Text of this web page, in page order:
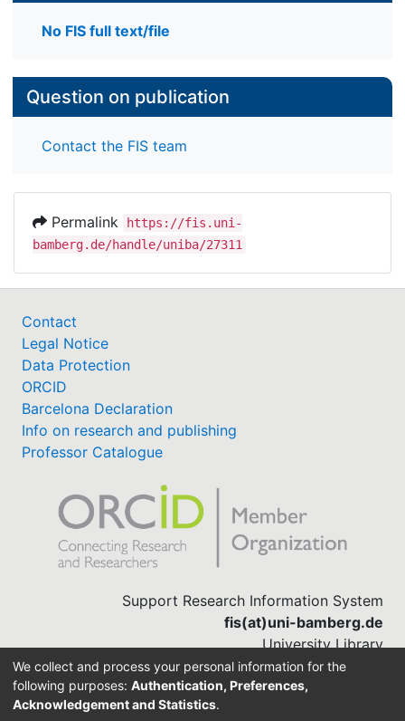
No FIS full text/file
Question on publication
Contact the FIS team
Permalink
https://fis.uni-
bamberg.de/handle/uniba/27311
Contact
Legal Notice
Data Protection
ORCID
Barcelona Declaration
Info on research and publishing
Professor Catalogue
Support Research Information System
fis(at)uni-bamberg.de
University Library
(0951) 863-1568
We collect and process your personal information for the
following purposes: Authentication, Preferences,
Acknowledgement and Statistics.